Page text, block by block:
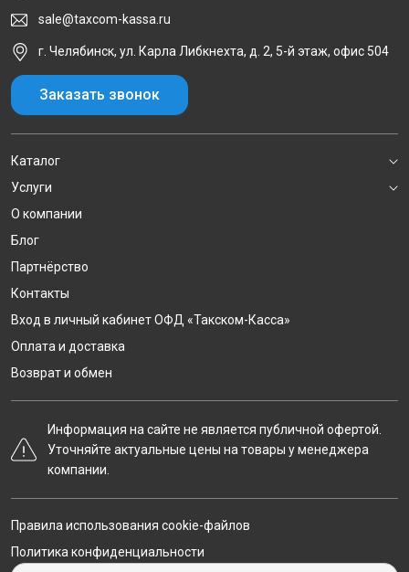
sale@taxcom-kassa.ru
г. Челябинск, ул. Карла Либкнехта, д. 2, 5-й этаж, офис 504
Заказать звонок
Каталог
Услуги
О компании
Блог
Партнёрство
Контакты
Вход в личный кабинет ОФД «Такском-Касса»
Оплата и доставка
Возврат и обмен
Информация на сайте не является публичной офертой.
Уточняйте актуальные цены на товары у менеджера
компании.
Правила использования cookie-файлов
Политика конфиденциальности